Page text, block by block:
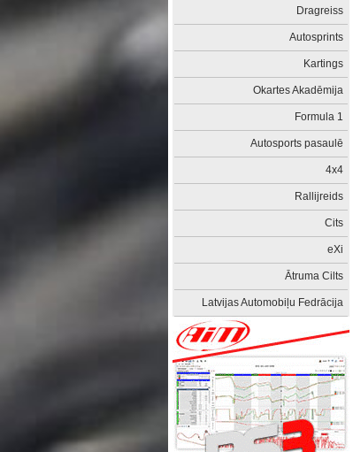
Dragreiss
Autosprints
Kartings
Okartes Akadēmija
Formula 1
Autosports pasaulē
4x4
Rallijreids
Cits
eXi
Ātruma Cilts
Latvijas Automobiļu Fedrācija